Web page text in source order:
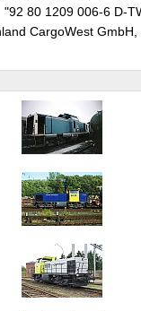
80 1209 006-6 D-
CargoWest